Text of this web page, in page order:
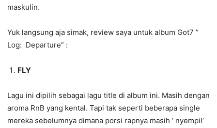
maskulin.
Yuk langsung aja simak, review saya untuk album Got7 ”
Log: Departure” :
FLY
Lagu ini dipilih sebagai lagu title di album ini. Masih dengan
aroma RnB yang kental. Tapi tak seperti beberapa single
mereka sebelumnya dimana porsi rapnya masih ‘ nyempil’